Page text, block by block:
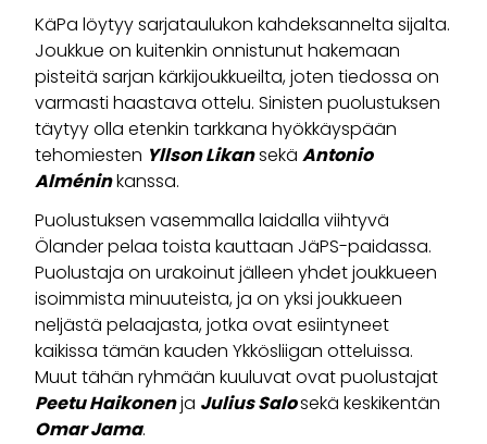
KäPa löytyy sarjataulukon kahdeksannelta sijalta.
Joukkue on kuitenkin onnistunut hakemaan
pisteitä sarjan kärkijoukkueilta, joten tiedossa on
varmasti haastava ottelu. Sinisten puolustuksen
täytyy olla etenkin tarkkana hyökkäyspään
tehomiesten Yllson Likansekä Antonio
Alméninkanssa.
Puolustuksen vasemmalla laidalla viihtyvä
Ölander pelaa toista kauttaan JäPS-paidassa.
Puolustaja on urakoinut jälleen yhdet joukkueen
isoimmista minuuteista, ja on yksi joukkueen
neljästä pelaajasta, jotka ovat esiintyneet
kaikissa tämän kauden Ykkösliigan otteluissa.
Muut tähän ryhmään kuuluvat ovat puolustajat
Peetu Haikonenja Julius Salosekä keskikentän
Omar Jama.